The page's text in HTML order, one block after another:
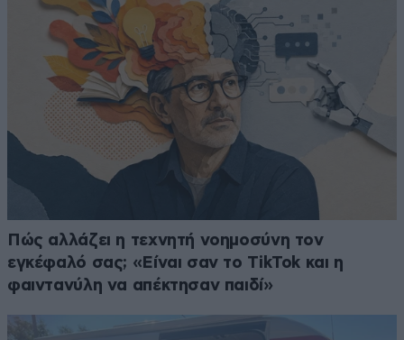
Πώς αλλάζει η τεχνητή νοημοσύνη τον
εγκέφαλό σας; «Είναι σαν το TikTok και η
φαιντανύλη να απέκτησαν παιδί»